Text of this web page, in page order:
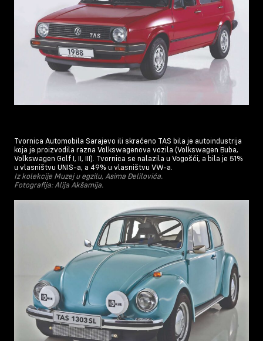
Tvornica Automobila Sarajevo ili skraćeno TAS bila je autoindustrija
koja je proizvodila razna Volkswagenova vozila (Volkswagen Buba,
Volkswagen Golf I, II, III). Tvornica se nalazila u Vogošći, a bila je 51%
u vlasništvu UNIS-a, a 49% u vlasništvu VW-a.
Iz kolekcije Muzej u egzilu, Asima Đelilovića.
Fotografija: Alija Akšamija.